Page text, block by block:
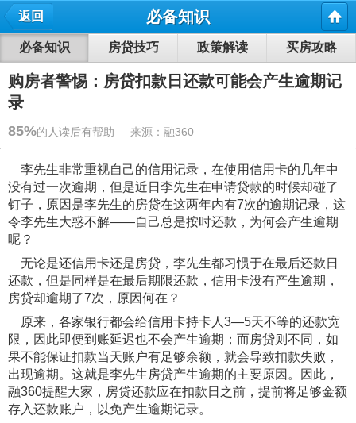
必备知识
返回
必备知识 房贷技巧 政策解读 买房攻略
购房者警惕：房贷扣款日还款可能会产生逾期记
录
85%的人读后有帮助 来源：融360
李先生非常重视自己的信用记录，在使用信用卡的几年中
没有过一次逾期，但是近日李先生在申请贷款的时候却碰了
钉子，原因是李先生的房贷在这两年内有7次的逾期记录，这
令李先生大惑不解——自己总是按时还款，为何会产生逾期
呢？
无论是还信用卡还是房贷，李先生都习惯于在最后还款日
还款，但是同样是在最后期限还款，信用卡没有产生逾期，
房贷却逾期了7次，原因何在？
原来，各家银行都会给信用卡持卡人3—5天不等的还款宽
限，因此即便到账延迟也不会产生逾期；而房贷则不同，如
果不能保证扣款当天账户有足够余额，就会导致扣款失败，
出现逾期。这就是李先生房贷产生逾期的主要原因。因此，
融360提醒大家，房贷还款应在扣款日之前，提前将足够金额
存入还款账户，以免产生逾期记录。